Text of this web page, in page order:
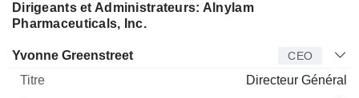
Dirigeants et Administrateurs: Alnylam
Pharmaceuticals, Inc.
Dirigeant Titre Age
Yvonne Greenstreet CEO
Directeur Général